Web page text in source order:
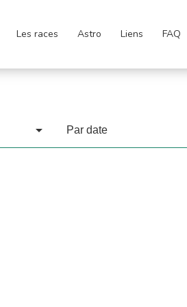
Les races Astro Liens FAQ
Par date